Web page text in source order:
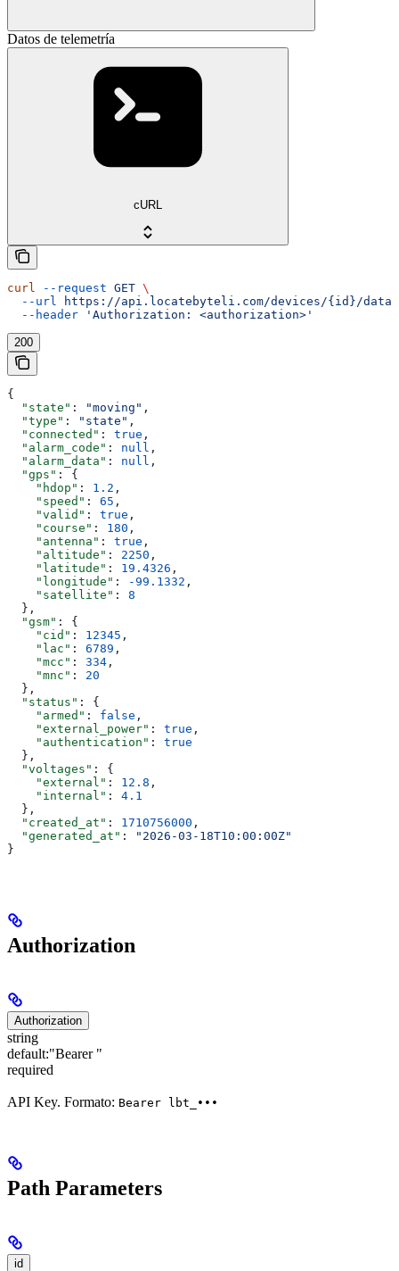
Datos de telemetría
cURL
curl --request GET \
  --url
https://api.locatebyteli.com/devices/{id}/data
  --header
'Authorization: <authorization>'
200
{
  "state"
: "moving" ,
  "type"
: "state" ,
  "connected"
: true ,
  "alarm_code"
: null ,
  "alarm_data"
: null ,
  "gps"
: {
    "hdop"
: 1.2 ,
    "speed"
: 65 ,
    "valid"
: true ,
    "course"
: 180 ,
    "antenna"
: true ,
    "altitude"
: 2250 ,
    "latitude"
: 19.4326 ,
    "longitude"
: -99.1332 ,
    "satellite"
: 8
  },
  "gsm"
: {
    "cid"
: 12345 ,
    "lac"
: 6789 ,
    "mcc"
: 334 ,
    "mnc"
: 20
  },
  "status"
: {
    "armed"
: false ,
    "external_power"
: true ,
    "authentication"
: true
  },
  "voltages"
: {
    "external"
: 12.8 ,
    "internal"
: 4.1
  },
  "created_at"
: 1710756000 ,
  "generated_at"
:
"2026-03-18T10:00:00Z"
}
Authorization
Authorization
string
default:"Bearer "
required
API Key. Formato: Bearer lbt_•••
Path Parameters
id